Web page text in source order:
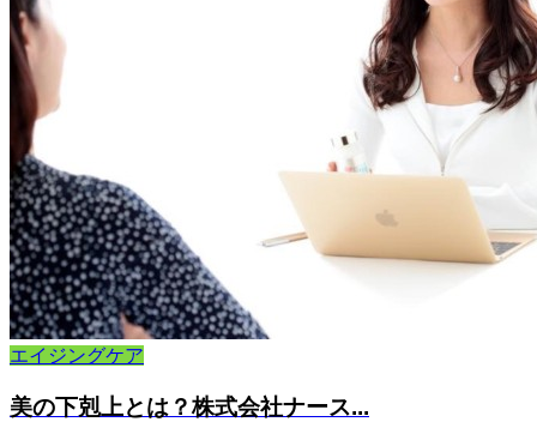
エイジングケア
美の下剋上とは？株式会社ナース...